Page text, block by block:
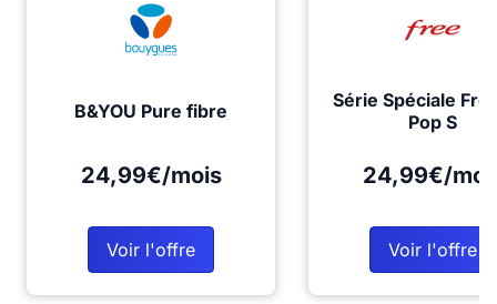
B&YOU Pure fibre
24,99€/mois
Voir l'offre
Série Spéciale
Pop S
24,99€/
Voir l'offre